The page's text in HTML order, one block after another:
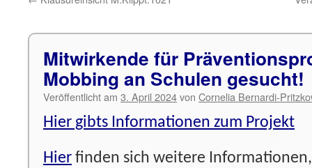
Mitwirkende für
Mobbing an Schulen gesucht!
Veröffentlicht am 3. April 2024von Cornelia Bernardi-
Hier gibts Informationen zum Projekt
Hier finden sich weitere